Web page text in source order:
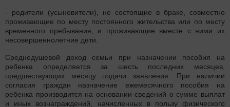
- родители (усыновители), не состоящие в браке, совместно
проживающие по месту постоянного жительства или по месту
временного пребывания, и проживающие вместе с ними их
несовершеннолетние дети.
Среднедушевой доход семьи при назначении пособия на
ребенка определяется за шесть последних месяцев,
предшествующих месяцу подачи заявления. При наличии
согласия граждан назначение ежемесячного пособия на
ребенка производится на основании сведений о сумме выплат
и иных вознаграждений, начисленных в пользу физического